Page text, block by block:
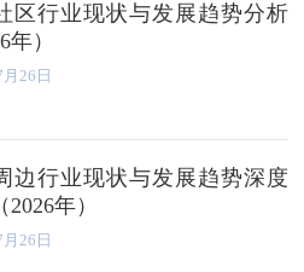
区行业现状与发展趋势分析
年）
26日
边行业现状与发展趋势深度
年）
26日